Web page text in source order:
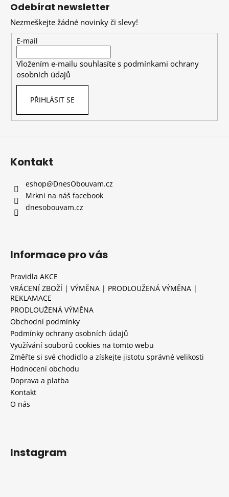
Odebírat newsletter
Nezmeškejte žádné novinky či slevy!
E-mail
Vložením e-mailu souhlasíte s podmínkami ochrany
osobních údajů
PŘIHLÁSIT SE
Kontakt
eshop@DnesObouvam.cz
Mrkni na náš facebook
dnesobouvam.cz
Informace pro vás
Pravidla AKCE
VRÁCENÍ ZBOŽÍ | VÝMĚNA | PRODLOUŽENÁ VÝMĚNA |
REKLAMACE
PRODLOUŽENÁ VÝMĚNA
Obchodní podmínky
Podmínky ochrany osobních údajů
Využívání souborů cookies na tomto webu
Změřte si své chodidlo a získejte jistotu správné velikosti
Hodnocení obchodu
Doprava a platba
Kontakt
O nás
Instagram